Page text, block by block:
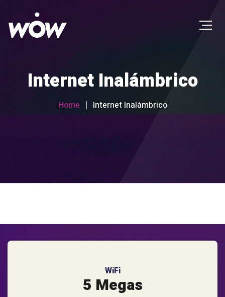
Internet Inalámbrico
Home Internet Inalámbrico
WiFi
5 Megas